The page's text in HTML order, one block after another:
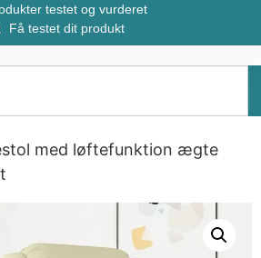
testet og vurderet
Få testet dit produkt
med løftefunktion ægte